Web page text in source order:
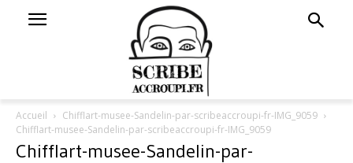
Accueil
Chifflart-musee-Sandelin-par-scribeaccroupi-fr-IMG_9059
Chifflart-musee-Sandelin-par-scribeaccroupi-fr-IMG_9059
Chifflart-musee-Sandelin-par-